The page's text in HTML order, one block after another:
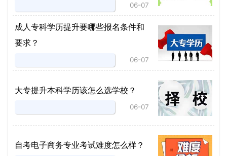
06-07
成人专科学历提升要哪些报名条件和
要求？
06-07
大专提升本科学历该怎么选学校？
06-07
自考电子商务专业考试难度怎么样？